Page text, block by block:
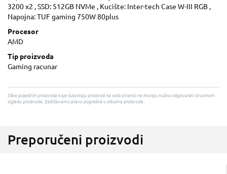
3200 x2 , SSD: 512GB NVMe , Kucište: Inter-tech Case W-III RGB ,
Napojna: TUF gaming 750W 80plus
Procesor
AMD
Tip proizvoda
Gaming racunar
Slike pojedinih proizvoda koje ilustriraju proizvod na web stranici ne moraju nužno odgovarati stvarnom
izgledu proizvoda. Zadržavamo pravo pogreške u slikama proizvoda.
Preporučeni proizvodi